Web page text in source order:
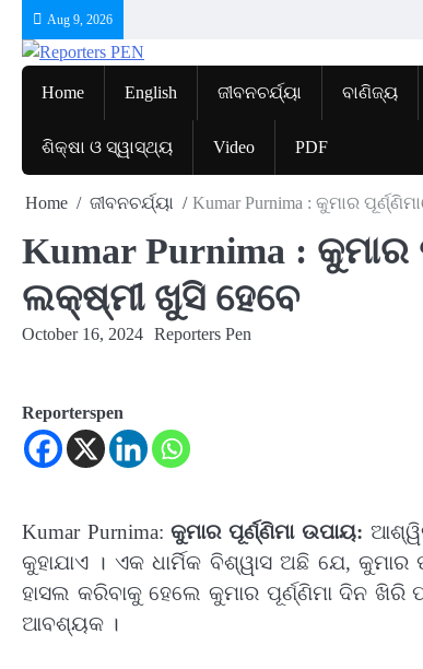
content
Aug 9, 2026
Home English ଜୀବନଚର୍ଯ୍ୟା ବାଣିଜ୍ୟ
ଶିକ୍ଷା ଓ ସ୍ୱାସ୍ଥ୍ୟ Video PDF
Home ଜୀବନଚର୍ଯ୍ୟା Kumar Purnima : କୁମାର
Kumar Purnima :
ଲକ୍ଷ୍ମୀ ଖୁସି ହେବେ
October 16, 2024 Reporters Pen
Reporterspen
Kumar Purnima: କୁମାର ପୂର୍ଣ୍ଣିମା ଉପାୟ:
କୁହାଯାଏ । ଏକ ଧାର୍ମିକ ବିଶ୍ୱାସ ଅଛି ଯେ,
ହାସଲ କରିବାକୁ ହେଲେ କୁମାର ପୂର୍ଣ୍ଣିମା ଦିନ
ଆବଶ୍ୟକ ।